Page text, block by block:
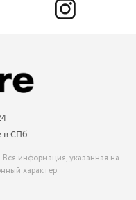
в СПб
информация, указанная на
характер.